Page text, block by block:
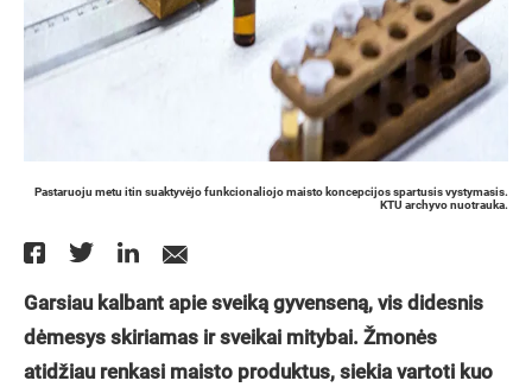
Pastaruoju metu itin suaktyvėjo funkcionaliojo maisto koncepcijos spartusis vystymasis.
KTU archyvo nuotrauka.
Garsiau kalbant apie sveiką gyvenseną, vis didesnis
dėmesys skiriamas ir sveikai mitybai. Žmonės
atidžiau renkasi maisto produktus, siekia vartoti kuo